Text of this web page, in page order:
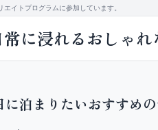
イトプログラムに参加しています。
に浸れるおしゃれ
泊まりたいおすすめ